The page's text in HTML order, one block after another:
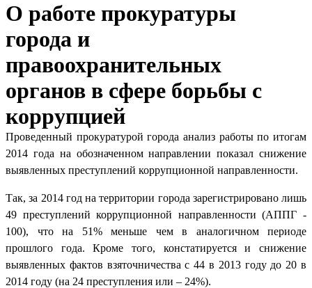
О работе прокуратуры
города и
правоохранительных
органов в сфере борьбы с
коррупцией
Проведенный прокуратурой города анализ работы по итогам
2014 года на обозначенном направлении показал снижение
выявленных преступлений коррупционной направленности.
Так, за 2014 год на территории города зарегистрировано лишь
49 преступлений коррупционной направленности (АППГ -
100), что на 51% меньше чем в аналогичном периоде
прошлого года. Кроме того, констатируется и снижение
выявленных фактов взяточничества с 44 в 2013 году до 20 в
2014 году (на 24 преступления или – 24%).